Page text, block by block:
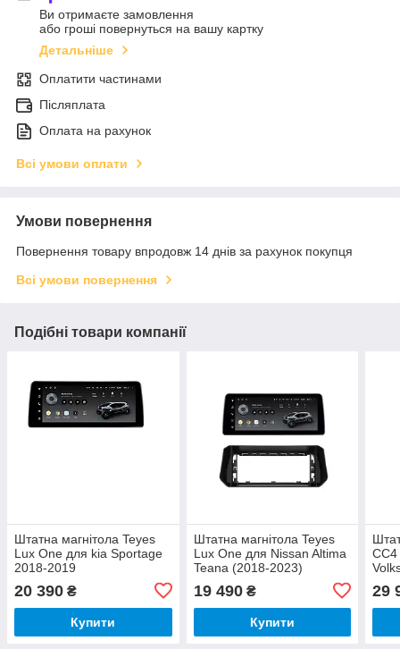
Ви отримаєте замовлення
або гроші повернуться на вашу картку
Детальніше
Оплатити частинами
Післяплата
Оплата на рахунок
Всі умови оплати
Умови повернення
Повернення товару впродовж 14 днів за рахунок покупця
Всі умови повернення
Подібні товари компанії
Штатна магнітола Teyes
Lux One для kia Sportage
2018-2019
20 390 ₴
Купити
Штатна магнітола Teyes
Lux One для Nissan Altima
Teana (2018-2023)
19 490₴
Купити
29